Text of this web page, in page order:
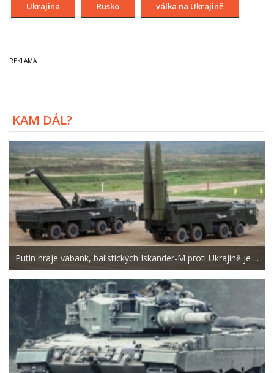
Ukrajina Rusko válka na Ukrajině
KAM DÁL?
Putin hraje vabank, balistických Iskander-M proti Ukrajině je ...